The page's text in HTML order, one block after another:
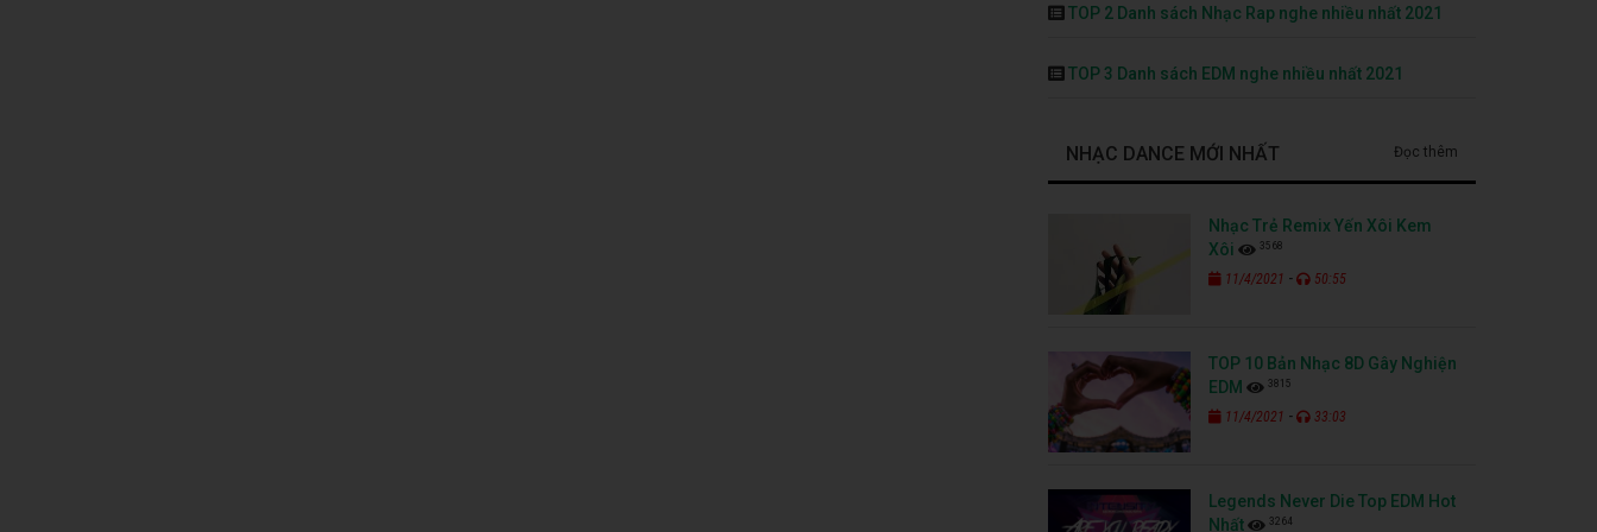
TOP 2 Danh sách Nhạc Rap nghe nhiều nhất 2021
TOP 3 Danh sách EDM nghe nhiều nhất 2021
NHẠC DANCE MỚI NHẤT Đọc thêm
Nhạc Trẻ Remix Yến Xôi Kem
Xôi
3568
11/4/2021 - 50:55
TOP 10 Bản Nhạc 8D Gây Nghiện
EDM
3815
11/4/2021 - 33:03
Legends Never Die Top EDM Hot
Nhất
3264